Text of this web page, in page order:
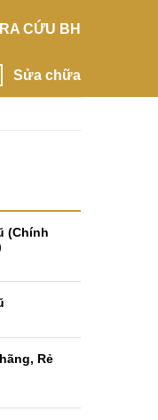
CỨU BH
Sửa chữa
(Chính
Rẻ